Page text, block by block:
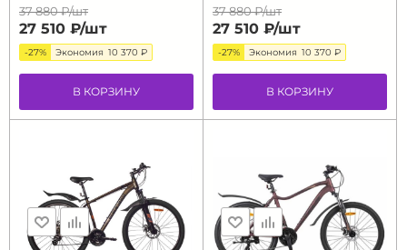
37 880 ₽/шт
27 510 ₽/шт
-27% Экономия 10 370 ₽
В КОРЗИНУ
37 880 ₽/шт
27 510 ₽/шт
-27% Экономия 10 370 ₽
В КОРЗИНУ